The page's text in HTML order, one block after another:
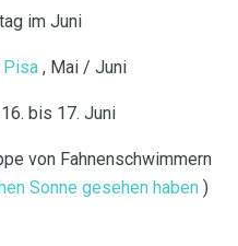
im Juni
Pisa , Mai / Juni
bis 17. Juni
von Fahnenschwimmern
Sonne gesehen haben )